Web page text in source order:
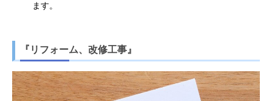
ます。
『リフォーム、改修工事』